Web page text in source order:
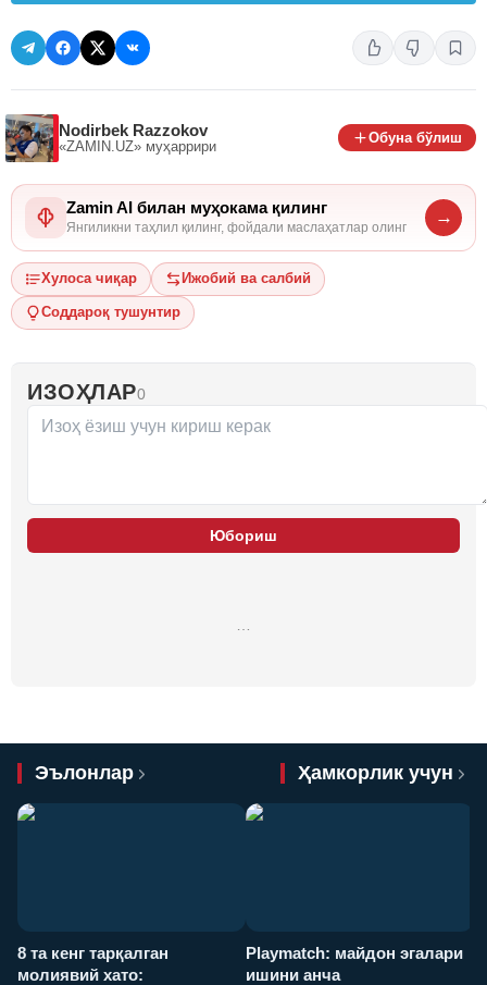
Nodirbek Razzokov
«ZAMIN.UZ» муҳаррири
Обуна бўлиш
Zamin AI билан муҳокама қилинг
Янгиликни таҳлил қилинг, фойдали маслаҳатлар олинг
→
Хулоса чиқар Ижобий ва салбий
Соддароқ тушунтир
ИЗОҲЛАР0
Юбориш
Эълонлар Ҳамкорлик учун
8 та кенг тарқалган
молиявий хато:
Playmatch: майдон эгалари
ишини анча